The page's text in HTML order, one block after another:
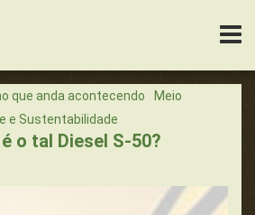
que anda acontecendo
Meio
e Sustentabilidade
o tal Diesel S-50?